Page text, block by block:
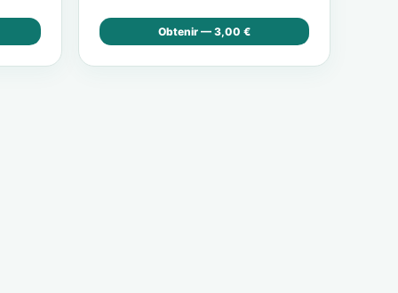
Obtenir — 3,00 €